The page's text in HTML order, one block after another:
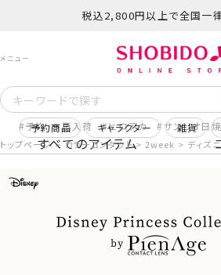
税込2,800円以上で全国一
予約 再入荷 ヒロアカ サンリオ日
すべてのアイテム
予約商品 キャラクター 雑貨
トップページ カラーコンタクト 2week ディズ